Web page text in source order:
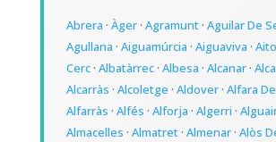
Abrera · Àger· Agramunt· Aguilar De
Agullana · Aiguamúrcia · Aiguaviva ·
Cerc· Albatàrrec· Albesa · Alcanar·
Alcarràs · Alcoletge · Aldover· Alfara
Alfarràs · Alfés · Alforja · Algerri ·
Almacelles · Almatret· Almenar· Alòs